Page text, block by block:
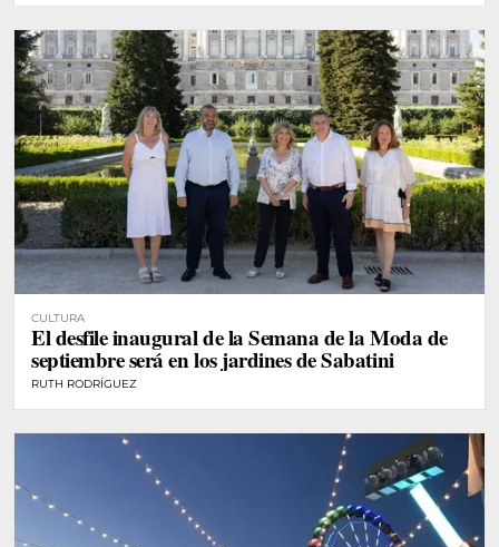
CULTURA
El desfile inaugural de la Semana de la Moda de
septiembre será en los jardines de Sabatini
RUTH RODRÍGUEZ